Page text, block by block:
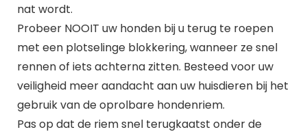
nat wordt.
Probeer NOOIT uw honden bij u terug te roepen
met een plotselinge blokkering, wanneer ze snel
rennen of iets achterna zitten. Besteed voor uw
veiligheid meer aandacht aan uw huisdieren bij het
gebruik van de oprolbare hondenriem.
Pas op dat de riem snel terugkaatst onder de